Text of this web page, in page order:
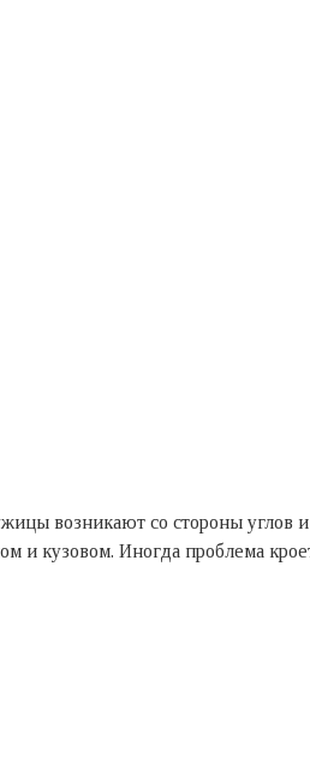
возникают со стороны углов
кузовом. Иногда проблема